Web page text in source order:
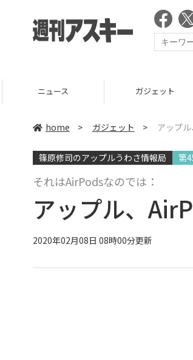
ニュース ガジェット
home > ガジェット > アップ
篠原修司のアップルうわさ情報局 第
それはAirPodsなのでは：
アップル、
2020年02月08日 08時00分更新